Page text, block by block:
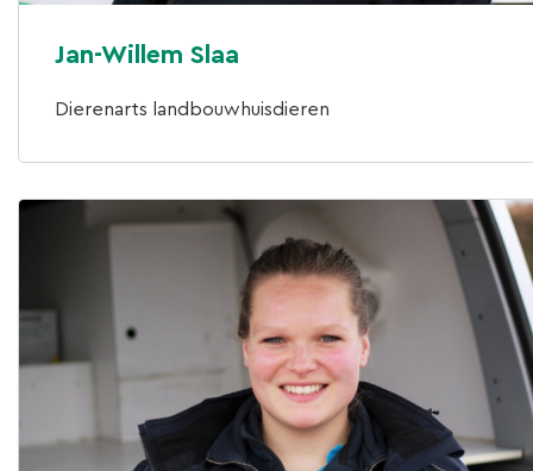
Jan-Willem Slaa
Dierenarts landbouwhuisdieren